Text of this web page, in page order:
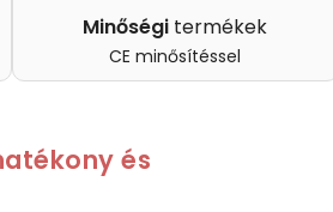
Minőségi termékek
CE minősítéssel
és